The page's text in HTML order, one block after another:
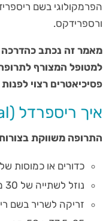
ורספרידקס.
מאמר זה נכתב כהדרכה
למטופל המצורף
פסיכיאטרים רצוי
איך ריספרדל (Risperdal) משווקת?
התרופה משווקת
כדורים או כמוסות של 4 ,3 ,2 ,1 מג
נוזל לשתייה של 30 מיליליטר (1 מג למיליליטר)